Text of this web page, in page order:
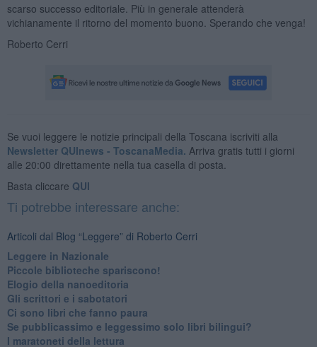
scarso successo editoriale. Più in generale attenderà
vichianamente il ritorno del momento buono. Sperando che venga!
Roberto Cerri
Se vuoi leggere le notizie principali della Toscana iscriviti alla
Newsletter QUInews - ToscanaMedia. Arriva gratis tutti i giorni
alle 20:00 direttamente nella tua casella di posta.
Basta cliccare QUI
Ti potrebbe interessare anche:
Articoli dal Blog “Leggere” di Roberto Cerri
​Leggere in Nazionale
​Piccole biblioteche spariscono!
​Elogio della nanoeditoria
Gli scrittori e i sabotatori
Ci sono libri che fanno paura
Se pubblicassimo e leggessimo solo libri bilingui?
I maratoneti della lettura